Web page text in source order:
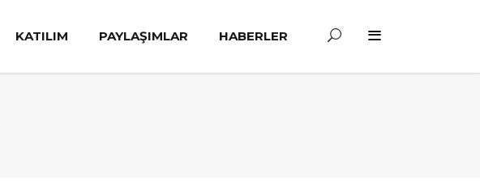
KATILIM PAYLAŞIMLAR HABERLER